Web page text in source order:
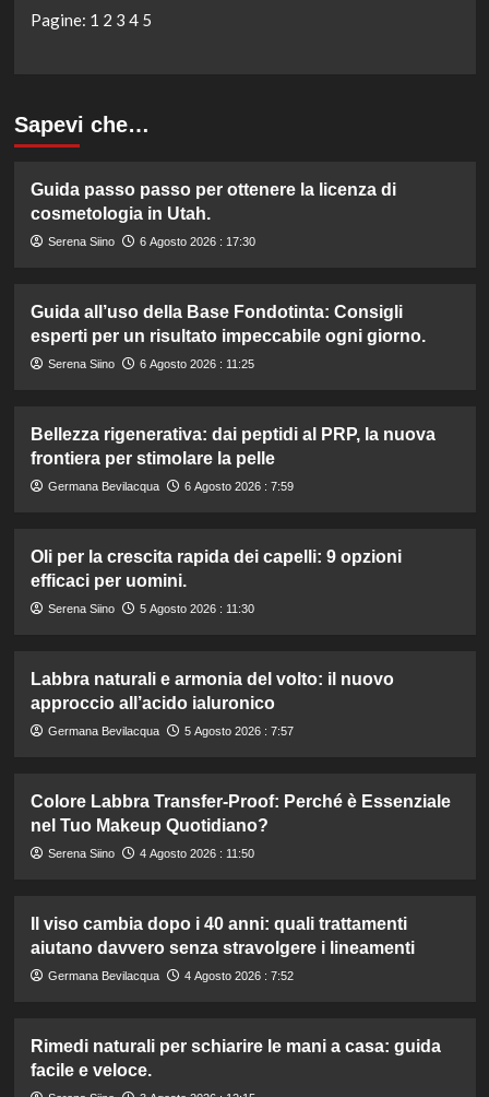
Pagine: 1 2 3 4 5
Sapevi che…
Guida passo passo per ottenere la licenza di
cosmetologia in Utah.
Serena Siino 6 Agosto 2026 : 17:30
Guida all’uso della Base Fondotinta: Consigli
esperti per un risultato impeccabile ogni giorno.
Serena Siino 6 Agosto 2026 : 11:25
Bellezza rigenerativa: dai peptidi al PRP, la nuova
frontiera per stimolare la pelle
Germana Bevilacqua 6 Agosto 2026 : 7:59
Oli per la crescita rapida dei capelli: 9 opzioni
efficaci per uomini.
Serena Siino 5 Agosto 2026 : 11:30
Labbra naturali e armonia del volto: il nuovo
approccio all’acido ialuronico
Germana Bevilacqua 5 Agosto 2026 : 7:57
Colore Labbra Transfer-Proof: Perché è Essenziale
nel Tuo Makeup Quotidiano?
Serena Siino 4 Agosto 2026 : 11:50
Il viso cambia dopo i 40 anni: quali trattamenti
aiutano davvero senza stravolgere i lineamenti
Germana Bevilacqua 4 Agosto 2026 : 7:52
Rimedi naturali per schiarire le mani a casa: guida
facile e veloce.